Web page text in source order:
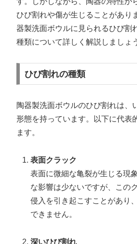
ひび割れや傷が生じることがあり
器製洗面ボウルに見られるひび割
種類について詳しく解説しましょ
ひび割れの種類
陶器製洗面ボウルのひび割れは、
形態を持っています。以下に代表
ます。
表面クラック
表面に微細な亀裂が生じる現
な影響は少ないですが、この
侵入を引き起こすことがあり
できません。
深いひび割れ